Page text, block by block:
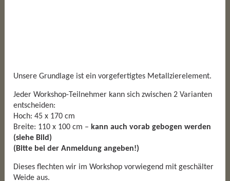
Unsere Grundlage ist ein vorgefertigtes Metallzierelement.
Jeder Workshop-Teilnehmer kann sich zwischen 2 Varianten
entscheiden:
Hoch: 45 x 170 cm
Breite: 110 x 100 cm –kann auch vorab gebogen werden
(siehe Bild)
(Bitte bei der Anmeldung angeben!)
Dieses flechten wir im Workshop vorwiegend mit geschälter
Weide aus.